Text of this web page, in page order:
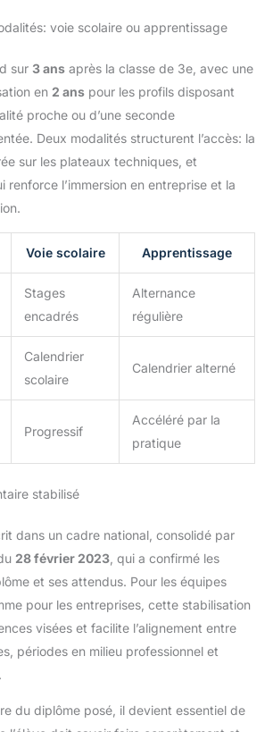
voie scolaire ou apprentissage
sur 3 ans après la classe de 3e, avec une
en 2 ans pour les profils disposant
proche ou d’une seconde
Deux modalités structurent l’accès: la
sur les plateaux techniques, et
renforce l’immersion en entreprise et la
Voie scolaire Apprentissage
Stages
encadrés
Alternance
régulière
Calendrier
scolaire
Calendrier alterné
Progressif
Accéléré par la
pratique
stabilisé
dans un cadre national, consolidé par
28 février 2023 , qui a confirmé les
et ses attendus. Pour les équipes
pour les entreprises, cette stabilisation
visées et facilite l’alignement entre
périodes en milieu professionnel et
du diplôme posé, il devient essentiel de